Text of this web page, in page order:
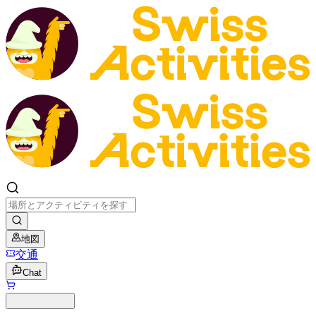
地図
交通
Chat